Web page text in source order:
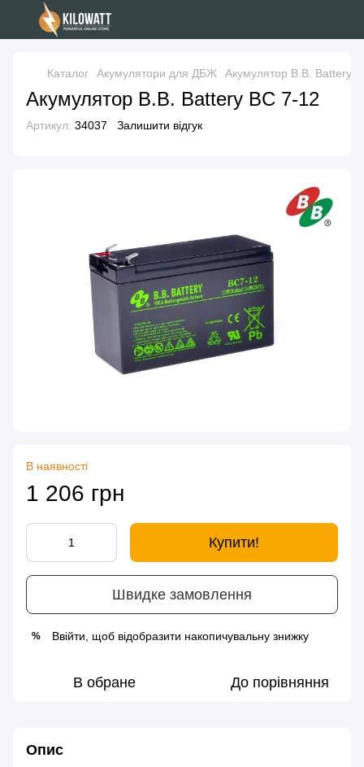
Каталог Акумулятори для ДБЖ Акумулятор B.B. Battery
Акумулятор B.B. Battery BС 7-12
Артикул: 34037 Залишити відгук
В наявності
1 206 грн
Купити!
Швидке замовлення
% Ввійти , щоб відобразити накопичувальну знижку
В обране До порівняння
Опис